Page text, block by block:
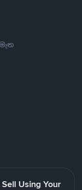
Using Your